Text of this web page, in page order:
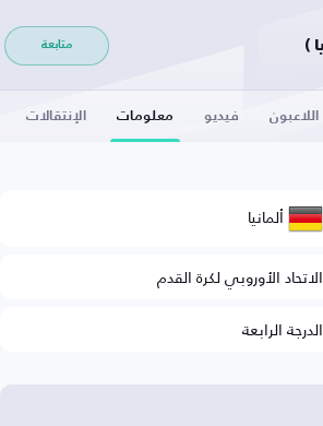
متابعة
اللاعبون فيديو معلومات الإنتقالات
ألمانيا
الاتحاد الأوروبي لكرة القدم
الدرجة الرابعة